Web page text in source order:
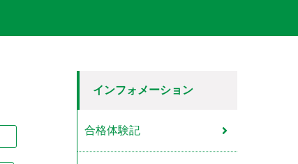
インフォメーション
合格体験記